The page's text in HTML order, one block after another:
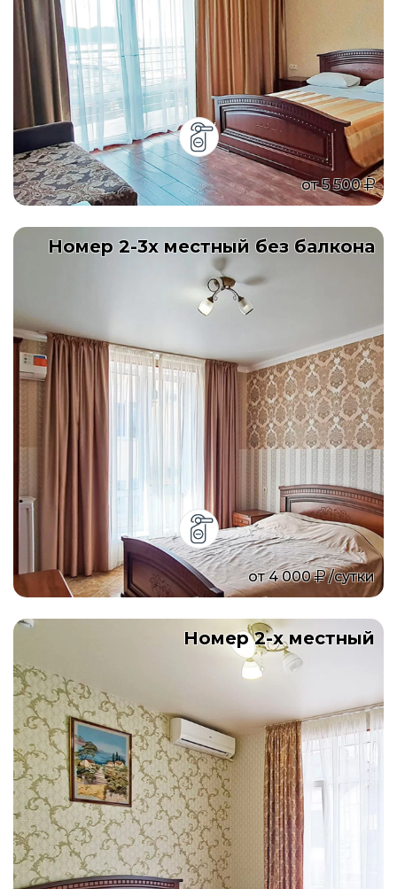
от 5 500
Номер 2-3х местный без балкона
от 4 000 /сутки
Номер 2-х местный